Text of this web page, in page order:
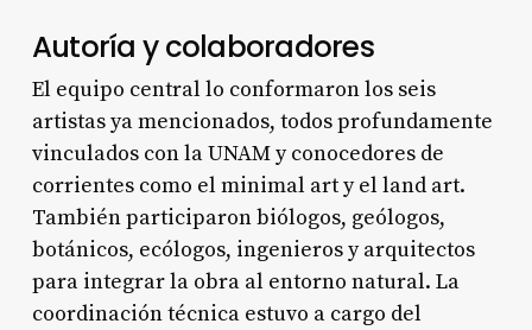
Autoría y colaboradores
El equipo central lo conformaron los seis
artistas ya mencionados, todos profundamente
vinculados con la UNAM y conocedores de
corrientes como el minimal art y el land art.
También participaron biólogos, geólogos,
botánicos, ecólogos, ingenieros y arquitectos
para integrar la obra al entorno natural. La
coordinación técnica estuvo a cargo del